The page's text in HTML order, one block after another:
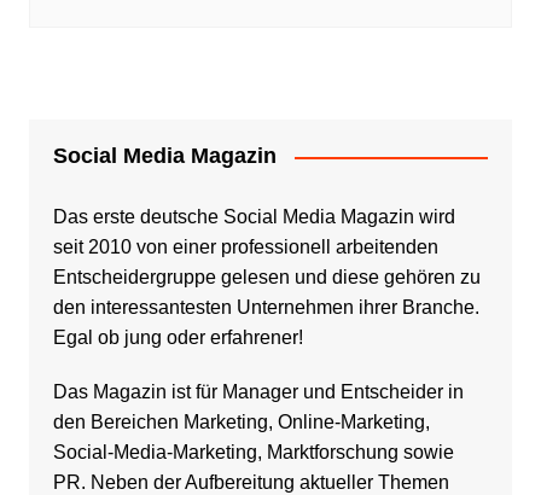
Social Media Magazin
Das erste deutsche Social Media Magazin wird
seit 2010 von einer professionell arbeitenden
Entscheidergruppe gelesen und diese gehören zu
den interessantesten Unternehmen ihrer Branche.
Egal ob jung oder erfahrener!
Das Magazin ist für Manager und Entscheider in
den Bereichen Marketing, Online-Marketing,
Social-Media-Marketing, Marktforschung sowie
PR. Neben der Aufbereitung aktueller Themen